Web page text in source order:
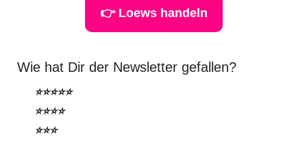
👉 Loews handeln
Wie hat Dir der Newsletter gefallen?
⭐⭐⭐⭐⭐
⭐⭐⭐⭐
⭐⭐⭐